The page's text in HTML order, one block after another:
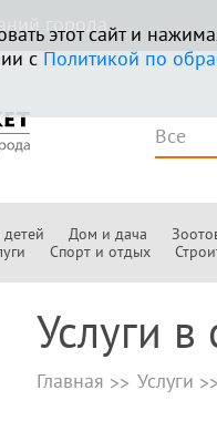
Дом и дача
Спорт и отдых
этот сайт и
с Политикой по
Услуги
Главная Услуги